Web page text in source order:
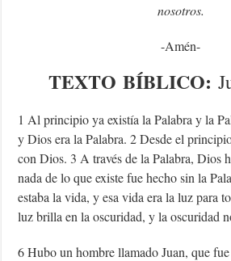
nosotros.
-Amén-
TEXTO BÍBLICO:
1 Al principio ya existía la Palabra y la
y Dios era la Palabra. 2 Desde el
con Dios. 3 A través de la Palabra, Dios
nada de lo que existe fue hecho sin la
estaba la vida, y esa vida era la luz para
luz brilla en la oscuridad, y la oscuridad
6 Hubo un hombre llamado Juan, que